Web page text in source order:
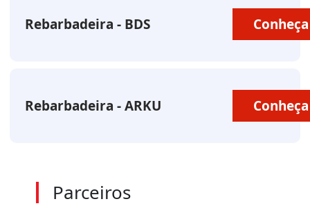
Rebarbadeira - BDS Conheça
Rebarbadeira - ARKU Conheça
Parceiros